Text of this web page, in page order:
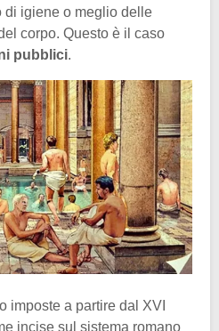
di igiene o meglio delle
corpo. Questo è il caso
pubblici.
imposte a partire dal XVI
incise sul sistema romano